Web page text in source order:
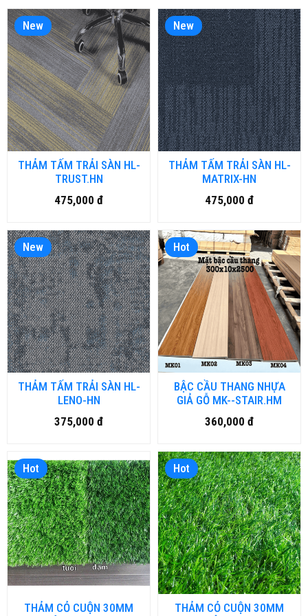
New
THẢM TẤM TRẢI SÀN HL-
TRUST.HN
475,000 đ
New
THẢM TẤM TRẢI SÀN HL-
MATRIX-HN
475,000 đ
New
THẢM TẤM TRẢI SÀN HL-
LENO-HN
375,000 đ
Hot
BẬC CẦU THANG NHỰA
GIẢ GỖ MK--STAIR.HM
360,000 đ
Hot
THẢM CỎ CUỘN 30MM
Hot
THẢM CỎ CUỘN 30MM